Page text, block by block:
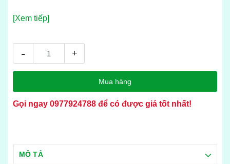
[Xem tiếp]
- +
Mua hàng
Gọi ngay 0977924788 để có được giá tốt nhất!
MÔ TẢ